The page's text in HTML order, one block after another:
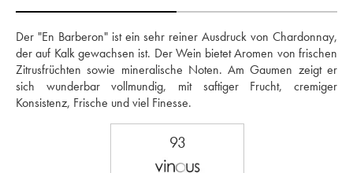
Der "En Barberon" ist ein sehr reiner Ausdruck von Chardonnay,
der auf Kalk gewachsen ist. Der Wein bietet Aromen von frischen
Zitrusfrüchten sowie mineralische Noten. Am Gaumen zeigt er
sich wunderbar vollmundig, mit saftiger Frucht, cremiger
Konsistenz, Frische und viel Finesse.
93